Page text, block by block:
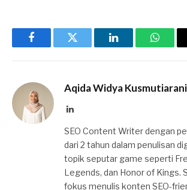
FacebookTwitter LinkedIn
Aqida Widya Kusmutiarani
LinkedIn
SEO Content Writer dengan
dari 2 tahun dalam penulisan
topik seputar game seperti
Legends, dan Honor of Kings.
fokus menulis konten SEO-